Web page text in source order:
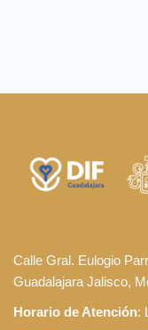
Calle Gral. Eulogio
Guadalajara Jalisco,
Horario de Atención: